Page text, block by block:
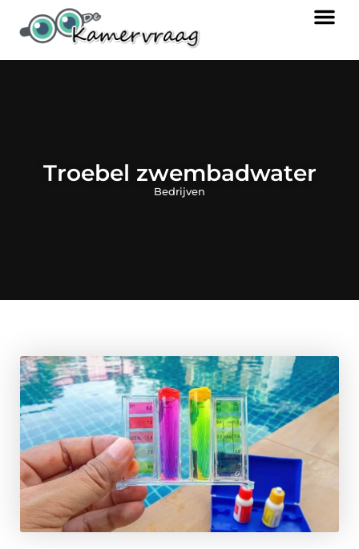
Troebel zwembadwater
Bedrijven